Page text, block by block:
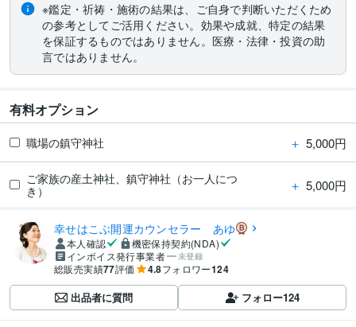
※鑑定・祈祷・施術の結果は、ご自身で判断いただくため
の参考としてご活用ください。効果や成就、特定の結果
を保証するものではありません。医療・法律・投資の助
言ではありません。
有料オプション
職場の鎮守神社 ＋ 5,000円
ご家族の産土神社、鎮守神社（お一人につ
き）
＋ 5,000円
幸せはこぶ開運カウンセラー あゆ
本人確認
機密保持契約(NDA)
インボイス発行事業者
未登録
総販売実績77評価 4.8フォロワー124
出品者に質問 フォロー124